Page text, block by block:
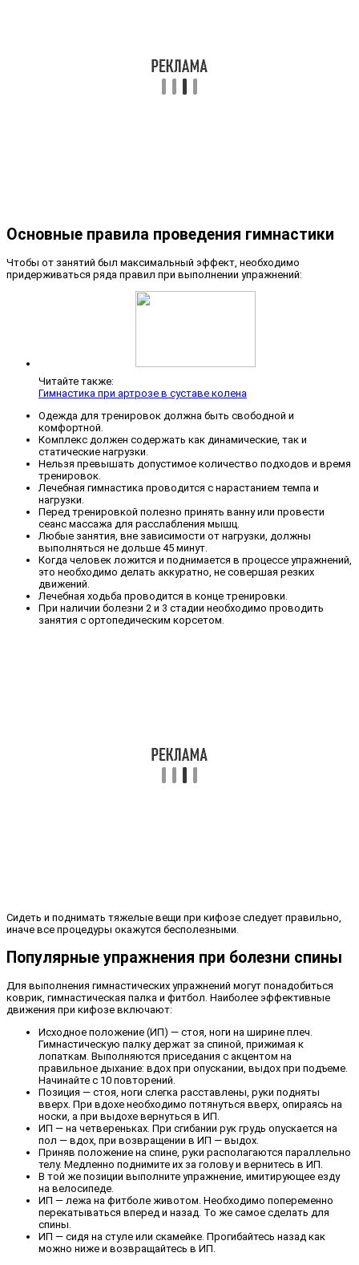
Основные правила проведения гимнастики
Чтобы от занятий был максимальный эффект, необходимо
придерживаться ряда правил при выполнении упражнений:
Читайте также:
Гимнастика при артрозе в суставе колена
Одежда для тренировок должна быть свободной и
комфортной.
Комплекс должен содержать как динамические, так и
статические нагрузки.
Нельзя превышать допустимое количество подходов и время
тренировок.
Лечебная гимнастика проводится с нарастанием темпа и
нагрузки.
Перед тренировкой полезно принять ванну или провести
сеанс массажа для расслабления мышц.
Любые занятия, вне зависимости от нагрузки, должны
выполняться не дольше 45 минут.
Когда человек ложится и поднимается в процессе упражнений,
это необходимо делать аккуратно, не совершая резких
движений.
Лечебная ходьба проводится в конце тренировки.
При наличии болезни 2 и 3 стадии необходимо проводить
занятия с ортопедическим корсетом.
Сидеть и поднимать тяжелые вещи при кифозе следует правильно,
иначе все процедуры окажутся бесполезными.
Популярные упражнения при болезни спины
Для выполнения гимнастических упражнений могут понадобиться
коврик, гимнастическая палка и фитбол. Наиболее эффективные
движения при кифозе включают:
Исходное положение (ИП) — стоя, ноги на ширине плеч.
Гимнастическую палку держат за спиной, прижимая к
лопаткам. Выполняются приседания с акцентом на
правильное дыхание: вдох при опускании, выдох при подъеме.
Начинайте с 10 повторений.
Позиция — стоя, ноги слегка расставлены, руки подняты
вверх. При вдохе необходимо потянуться вверх, опираясь на
носки, а при выдохе вернуться в ИП.
ИП — на четвереньках. При сгибании рук грудь опускается на
пол — вдох, при возвращении в ИП — выдох.
Приняв положение на спине, руки располагаются параллельно
телу. Медленно поднимите их за голову и вернитесь в ИП.
В той же позиции выполните упражнение, имитирующее езду
на велосипеде.
ИП — лежа на фитболе животом. Необходимо попеременно
перекатываться вперед и назад. То же самое сделать для
спины.
ИП — сидя на стуле или скамейке. Прогибайтесь назад как
можно ниже и возвращайтесь в ИП.